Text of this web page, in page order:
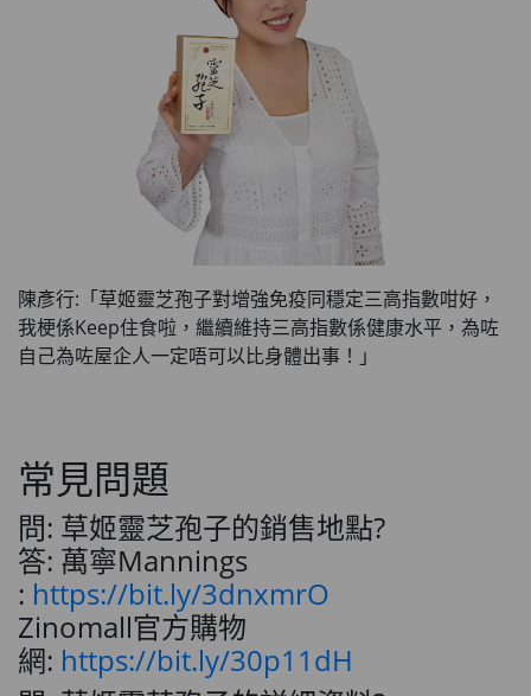
陳彥行:「草姬靈芝孢子對增強免疫同穩定三高指數咁好，
我梗係Keep住食啦，繼續維持三高指數係健康水平，為咗
自己為咗屋企人一定唔可以比身體出事！」
常見問題
問: 草姬靈芝孢子的銷售地點?
答: 萬寧Mannings
: https://bit.ly/3dnxmrO
Zinomall官方購物
網: https://bit.ly/30p11dH